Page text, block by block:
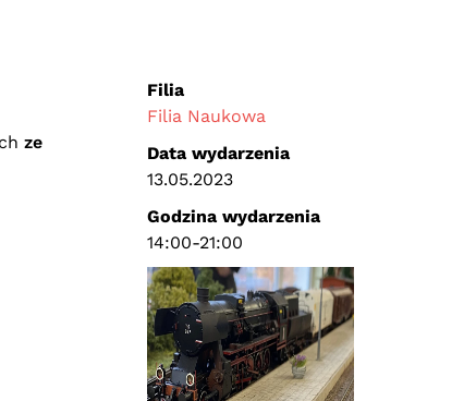
ze
Filia
Filia Naukowa
Data wydarzenia
13.05.2023
Godzina wydarzenia
14:00-21:00